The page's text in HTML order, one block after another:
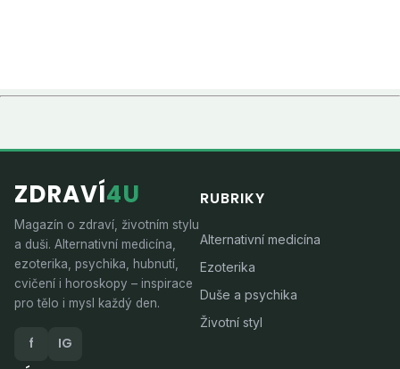
ZDRAVÍ4U
Magazín o zdraví, životním stylu
a duši. Alternativní medicína,
ezoterika, psychika, hubnutí,
cvičení i horoskopy – inspirace
pro tělo i mysl každý den.
f IG
RUBRIKY
Alternativní medicína
Ezoterika
Duše a psychika
Životní styl